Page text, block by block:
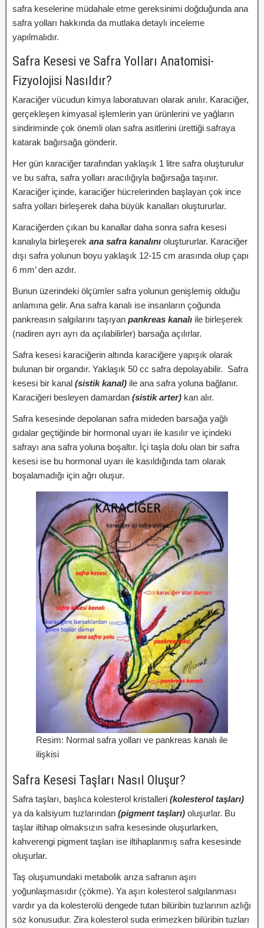
safra keselerine müdahale etme gereksinimi doğduğunda ana
safra yolları hakkında da mutlaka detaylı inceleme
yapılmalıdır.
Safra Kesesi ve Safra Yolları Anatomisi-
Fizyolojisi Nasıldır?
Karaciğer vücudun kimya laboratuvarı olarak anılır. Karaciğer,
gerçekleşen kimyasal işlemlerin yan ürünlerini ve yağların
sindiriminde çok önemli olan safra asitlerini ürettiği safraya
katarak bağırsağa gönderir.
Her gün karaciğer tarafından yaklaşık 1 litre safra oluşturulur
ve bu safra, safra yolları aracılığıyla bağırsağa taşınır.
Karaciğer içinde, karaciğer hücrelerinden başlayan çok ince
safra yolları birleşerek daha büyük kanalları oluştururlar.
Karaciğerden çıkan bu kanallar daha sonra safra kesesi
kanalıyla birleşerek ana safra kanalını oluştururlar. Karaciğer
dışı safra yolunun boyu yaklaşık 12-15 cm arasında olup çapı
6 mm’ den azdır.
Bunun üzerindeki ölçümler safra yolunun genişlemiş olduğu
anlamına gelir. Ana safra kanalı ise insanların çoğunda
pankreasın salgılarını taşıyan pankreas kanalı ile birleşerek
(nadiren ayrı ayrı da açılabilirler) barsağa açılırlar.
Safra kesesi karaciğerin altında karaciğere yapışık olarak
bulunan bir organdır. Yaklaşık 50 cc safra depolayabilir. Safra
kesesi bir kanal (sistik kanal) ile ana safra yoluna bağlanır.
Karaciğeri besleyen damardan (sistik arter) kan alır.
Safra kesesinde depolanan safra mideden barsağa yağlı
gıdalar geçtiğinde bir hormonal uyarı ile kasılır ve içindeki
safrayı ana safra yoluna boşaltır. İçi taşla dolu olan bir safra
kesesi ise bu hormonal uyarı ile kasıldığında tam olarak
boşalamadığı için ağrı oluşur.
Resim: Normal safra yolları ve pankreas kanalı ile
ilişkisi
Safra Kesesi Taşları Nasıl Oluşur?
Safra taşları, başlıca kolesterol kristalleri (kolesterol taşları)
ya da kalsiyum tuzlarından (pigment taşları) oluşurlar. Bu
taşlar iltihap olmaksızın safra kesesinde oluşurlarken,
kahverengi pigment taşları ise iltihaplanmış safra kesesinde
oluşurlar.
Taş oluşumundaki metabolik arıza safranın aşırı
yoğunlaşmasıdır (çökme). Ya aşırı kolesterol salgılanması
vardır ya da kolesterolü dengede tutan bilüribin tuzlarının azlığı
söz konusudur. Zira kolesterol suda erimezken bilüribin tuzları